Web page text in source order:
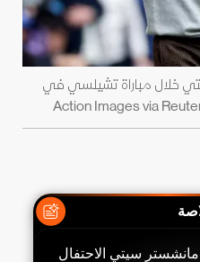
خلال مباراة تشيلسي في
سيتي الاحتفال